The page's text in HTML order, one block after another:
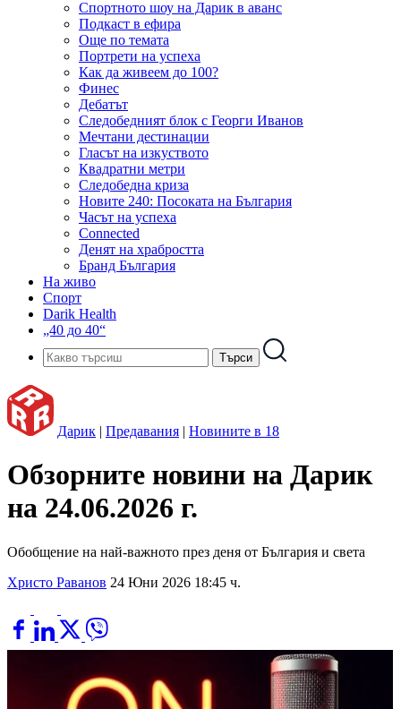
Спортното шоу на Дарик в аванс
Подкаст в ефира
Още по темата
Портрети на успеха
Как да живеем до 100?
Финес
Дебатът
Следобедният блок с Георги Иванов
Мечтани дестинации
Гласът на изкуството
Квадратни метри
Следобедна криза
Новите 240: Посоката на България
Часът на успеха
Connected
Денят на храбростта
Бранд България
На живо
Спорт
Darik Health
„40 до 40“
Дарик | Предавания | Новините в 18
Обзорните новини на Дарик
на 24.06.2026 г.
Обобщение на най-важното през деня от България и света
Христо Раванов 24 Юни 2026 18:45 ч.